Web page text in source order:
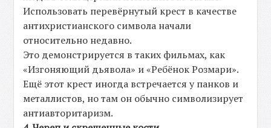
Использовать перевёрнутый крест в качестве
антихристианского символа начали
относительно недавно.
Это демонстрируется в таких фильмах, как
«Изгоняющий дьявола» и «Ребёнок Розмари».
Ещё этот крест иногда встречается у панков и
металлистов, но там он обычно символизирует
антиавторитаризм.